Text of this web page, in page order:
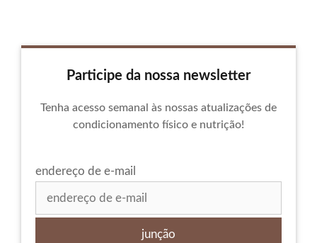
Participe da nossa newsletter
Tenha acesso semanal às nossas atualizações de
condicionamento físico e nutrição!
endereço de e-mail